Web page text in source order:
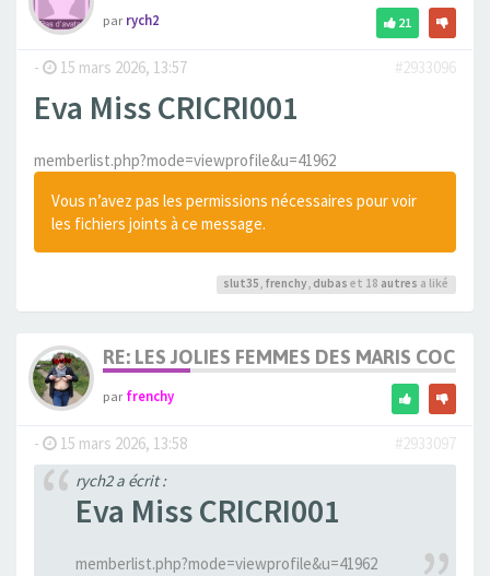
parrych2 21
- 15 mars 2026, 13:57 #2933096
Eva Miss CRICRI001
memberlist.php?mode=viewprofile&u=41962
Vous n’avez pas les permissions nécessaires pour voir
les fichiers joints à ce message.
slut35, frenchy, dubas et 18 autres a liké
RE: LES JOLIES FEMMES DES MARIS COCUS
parfrenchy
- 15 mars 2026, 13:58
#2933097
rych2 a écrit :
Eva Miss CRICRI001
memberlist.php?mode=viewprofile&u=41962